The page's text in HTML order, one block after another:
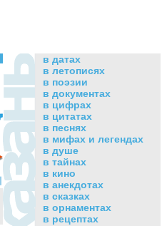
в датах
в летописях
в поэзии
в документах
в цифрах
в цитатах
в песнях
в мифах и легендах
в душе
в тайнах
в кино
в анекдотах
в сказках
в орнаментах
в рецептах